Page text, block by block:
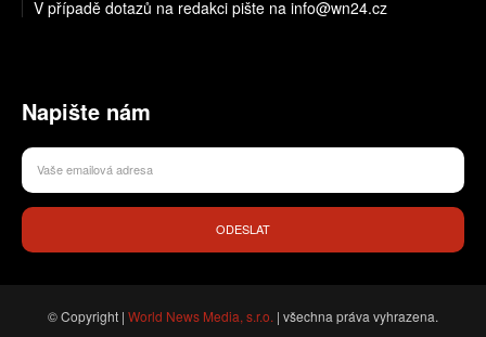
V případě dotazů na redakci pište na info@wn24.cz
Napište nám
ODESLAT
© Copyright | World News Media, s.r.o. | všechna práva vyhrazena.